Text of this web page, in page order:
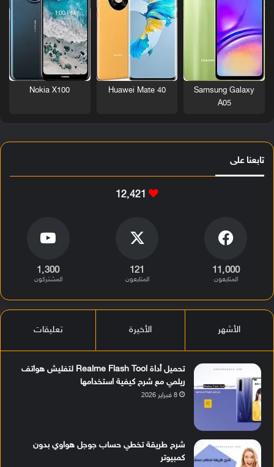
Samsung Galaxy
A05
Huawei Mate 40
Nokia X100
تابعنا على
12٬421
11٬000
المتابعون
121
المتابعون
1٬300
المشتركون
الأشهر الأخيرة تعليقات
تحميل أداة Realme Flash Tool لتفليش هواتف
ريلمي مع شرح كيفية استخدامها
8 فبراير 2026
شرح طريقة تخطي حساب جوجل هواوي بدون
كمبيوتر